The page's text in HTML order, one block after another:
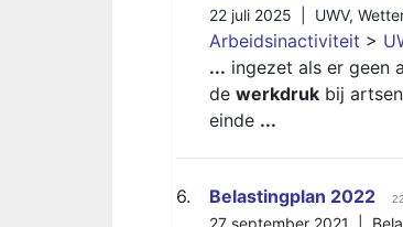
22 juli 2025 | UWV,
Arbeidsinactiviteit >
... ingezet als er geen
de werkdruk bij
einde ...
6. Belastingplan 2022
27 september 2021 |